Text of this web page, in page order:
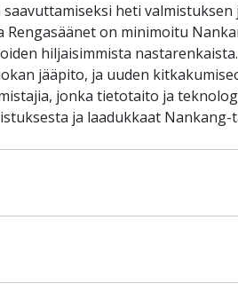
heti
on minimoitu
hiljaisimmista
jääpito, ja uuden
jonka tietotaito ja
ja laadukkaat